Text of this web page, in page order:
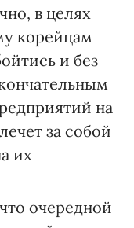
в целях
корейцам
и без
на
за собой
их
очередной